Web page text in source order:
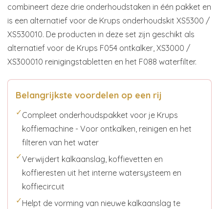
combineert deze drie onderhoudstaken in één pakket en
is een alternatief voor de Krups onderhoudskit XS5300 /
XS530010. De producten in deze set zijn geschikt als
alternatief voor de Krups F054 ontkalker, XS3000 /
XS300010 reinigingstabletten en het F088 waterfilter.
Belangrijkste voordelen op een rij
✓Compleet onderhoudspakket voor je Krups
koffiemachine - Voor ontkalken, reinigen en het
filteren van het water
✓Verwijdert kalkaanslag, koffievetten en
koffieresten uit het interne watersysteem en
koffiecircuit
✓Helpt de vorming van nieuwe kalkaanslag te